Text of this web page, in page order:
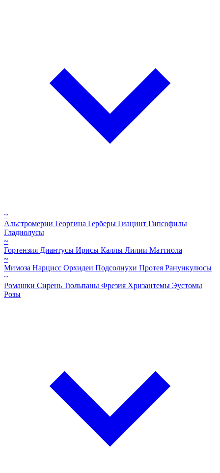
~
Альстромерии Георгина Герберы Гиацинт Гипсофилы
Гладиолусы
~
Гортензия Диантусы Ирисы Каллы Лилии Маттиола
~
Мимоза Нарцисс Орхидеи Подсолнухи Протея Ранункулюсы
~
Ромашки Сирень Тюльпаны Фрезия Хризантемы Эустомы
Розы